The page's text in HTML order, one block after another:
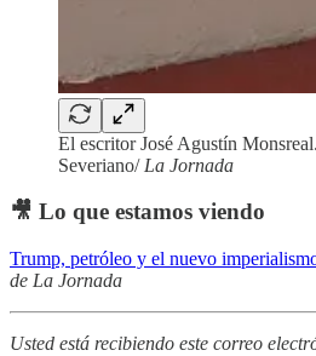
El escritor José Agustín
Severiano/ La Jornada
🎥 Lo que estamos viendo
Trump, petróleo y el nuevo
de La Jornada
Usted está recibiendo este correo